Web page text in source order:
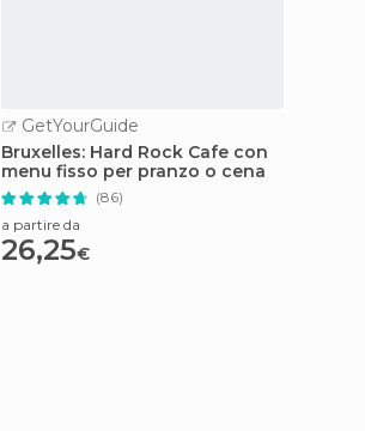
GetYourGuide
Bruxelles: Hard Rock Cafe con
menu fisso per pranzo o cena
(86)
a partire da
26,25€